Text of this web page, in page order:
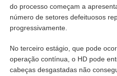
do processo começam a
número de setores defeituosos
progressivamente.
No terceiro estágio, que pode
operação contínua, o HD pode
cabeças desgastadas não